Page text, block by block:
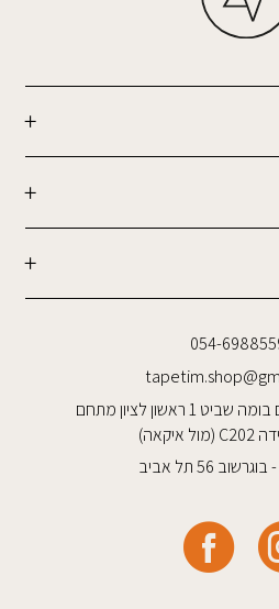
054-
סניף ראשל"צ - אברהם בומה שביט 1 ראשון לציון מתחם
56 תל אביב